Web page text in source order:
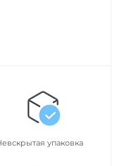
упаковка